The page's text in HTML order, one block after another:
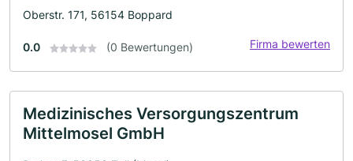
Oberstr. 171, 56154 Boppard
0.0 (0 Bewertungen) Firma bewerten
Medizinisches Versorgungszentrum
Mittelmosel GmbH